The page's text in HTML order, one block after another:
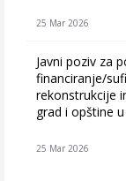
25 Mar 2026
Javni poziv za
financiranje/
rekonstrukcije
grad i opštine
25 Mar 2026